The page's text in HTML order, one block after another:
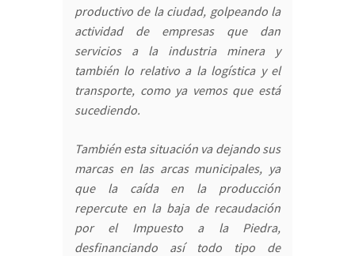
productivo de la ciudad, golpeando la
actividad de empresas que dan
servicios a la industria minera y
también lo relativo a la logística y el
transporte, como ya vemos que está
sucediendo.
También esta situación va dejando sus
marcas en las arcas municipales, ya
que la caída en la producción
repercute en la baja de recaudación
por el Impuesto a la Piedra,
desfinanciando así todo tipo de